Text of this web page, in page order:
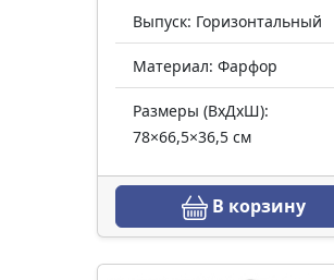
Выпуск: Горизонтальный
Материал: Фарфор
Размеры (ВхДхШ):
78×66,5×36,5 см
В корзину